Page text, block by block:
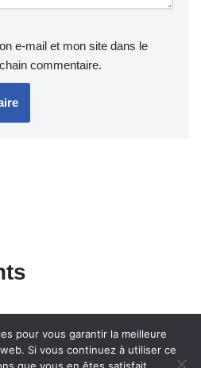
e-mail et mon site dans le
commentaire.
pour vous garantir la meilleure
Si vous continuez à utiliser ce